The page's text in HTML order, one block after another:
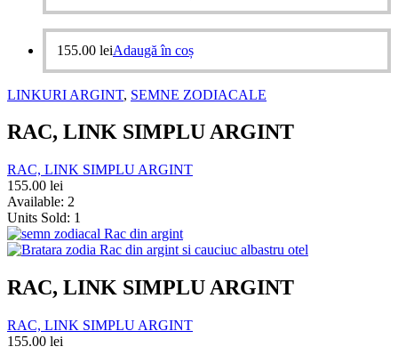
155.00 leiAdaugă în coș
LINKURI ARGINT, SEMNE ZODIACALE
RAC, LINK SIMPLU ARGINT
RAC, LINK SIMPLU ARGINT
155.00 lei
Available: 2
Units Sold: 1
RAC, LINK SIMPLU ARGINT
RAC, LINK SIMPLU ARGINT
155.00 lei